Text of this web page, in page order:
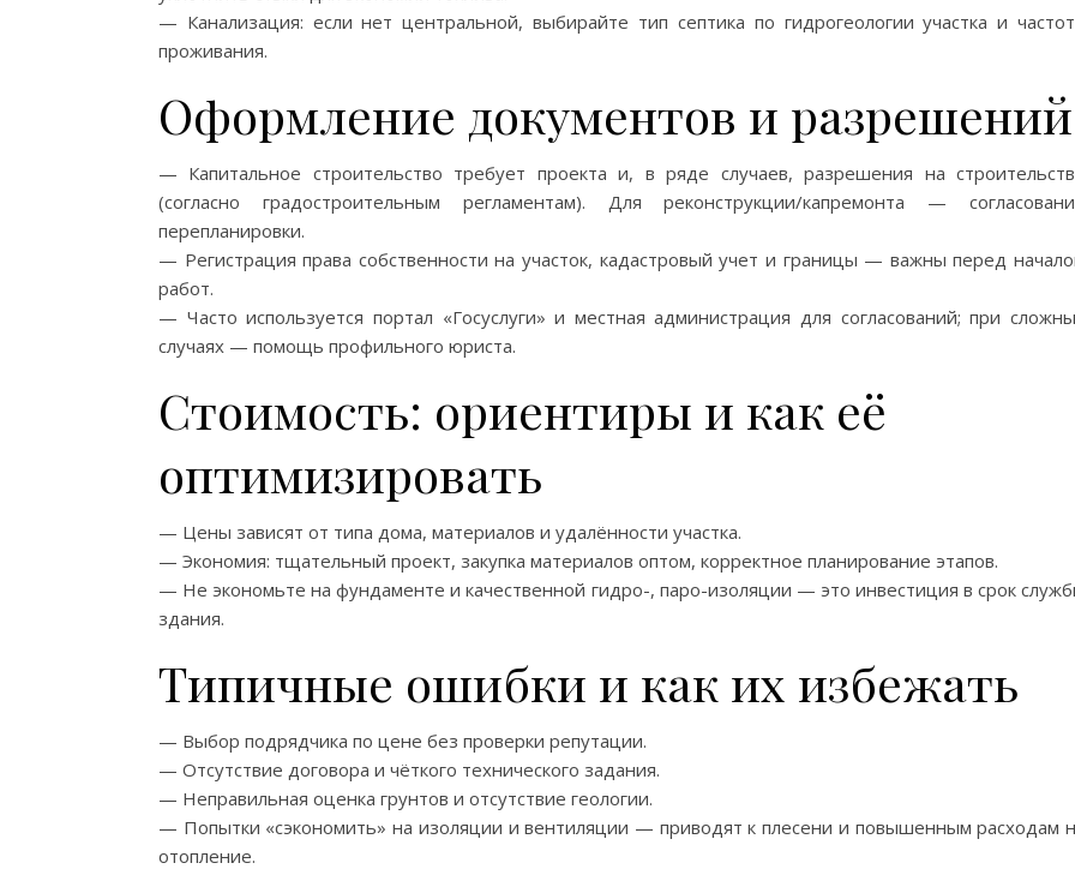
— Канализация: если нет центральной, выбирайте тип септика по гидрогеологии участка и
проживания.
Оформление документов и разрешений
— Капитальное строительство требует проекта и, в ряде случаев, разрешения на
(согласно градостроительным регламентам). Для реконструкции/капремонта —
перепланировки.
— Регистрация права собственности на участок, кадастровый учет и границы — важны перед
работ.
— Часто используется портал «Госуслуги» и местная администрация для согласований; при
случаях — помощь профильного юриста.
Стоимость: ориентиры и как её
оптимизировать
— Цены зависят от типа дома, материалов и удалённости участка.
— Экономия: тщательный проект, закупка материалов оптом, корректное планирование этапов.
— Не экономьте на фундаменте и качественной гидро-, паро-изоляции — это инвестиция в срок
здания.
Типичные ошибки и как их избежать
— Выбор подрядчика по цене без проверки репутации.
— Отсутствие договора и чёткого технического задания.
— Неправильная оценка грунтов и отсутствие геологии.
— Попытки «сэкономить» на изоляции и вентиляции — приводят к плесени и повышенным расходам
отопление.